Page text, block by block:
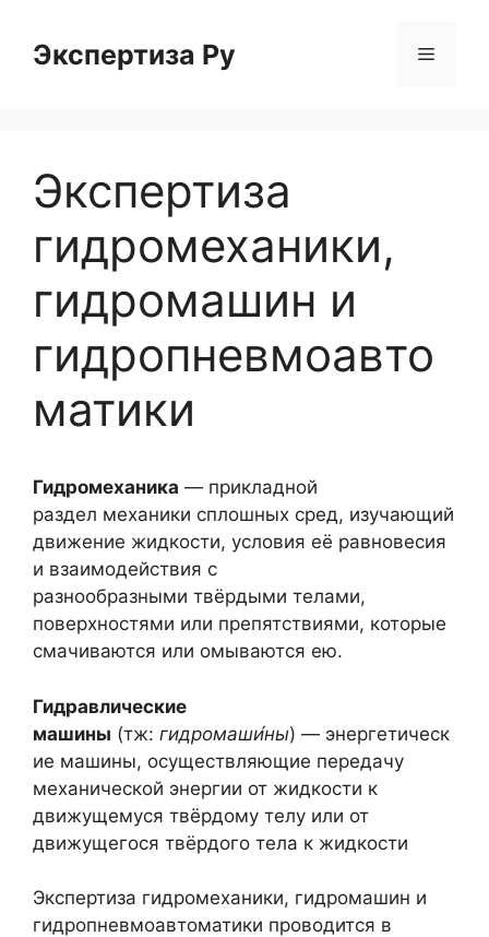
содержимому
Экспертиза Ру Меню
Экспертиза
гидромеханики,
гидромашин и
гидропневмоавто
матики
Гидромеханика — прикладной
раздел механики сплошных сред, изучающий
движение жидкости, условия её равновесия
и взаимодействия с
разнообразными твёрдыми телами,
поверхностями или препятствиями, которые
смачиваются или омываются ею.
Гидравлические
машины (тж: гидромаши́ны) — энергетическ
ие машины, осуществляющие передачу
механической энергии от жидкости к
движущемуся твёрдому телу или от
движущегося твёрдого тела к жидкости
Экспертиза гидромеханики, гидромашин и
гидропневмоавтоматики проводится в